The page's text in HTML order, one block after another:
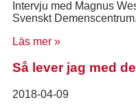
Intervju med Magnus
Svenskt Demenscentrum.
Läs mer »
Så lever jag med
2018-04-09